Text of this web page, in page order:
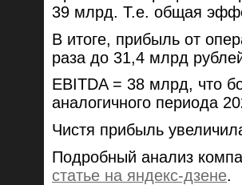
39 млрд. Т.е. общая
В итоге, прибыль от
раза до 31,4 млрд
EBITDA = 38 млрд, что
аналогичного периода
Чистя прибыль
Подробный анализ
статье на яндекс-дзене.